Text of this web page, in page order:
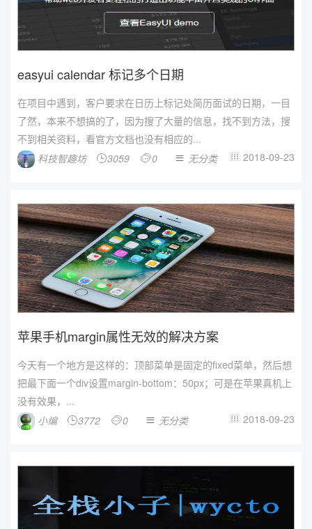
easyui calendar 标记多个日期
在项目中遇到，客户要求在日历上标记处简历面试的日期，一目
了然，本来不想搞的了，因为搜了大量的信息，找不到方法，搜
不到相关资料，看官方文档也没有相应的...
科技智趣坊
3059 0  无分类  2018-09-23
苹果手机margin属性无效的解决方案
今天有一个地方是这样的：顶部菜单是固定的fixed菜单，然后想
把最下面一个div设置margin-bottom：50px；可是在苹果真机上
没有效果，...
小编
3772 0  无分类  2018-09-23